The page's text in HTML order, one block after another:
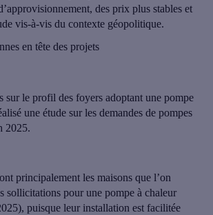
des prix plus stables et
vis-à-vis du contexte géopolitique.
en tête des projets
sur le profil des foyers adoptant une pompe
une étude sur les demandes de pompes
2025.
principalement les maisons que l’on
sollicitations pour une pompe à chaleur
puisque leur installation est facilitée